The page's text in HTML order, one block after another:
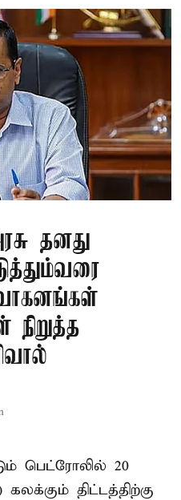
தனது
பெட்ரோலில் 20
திட்டத்திற்கு